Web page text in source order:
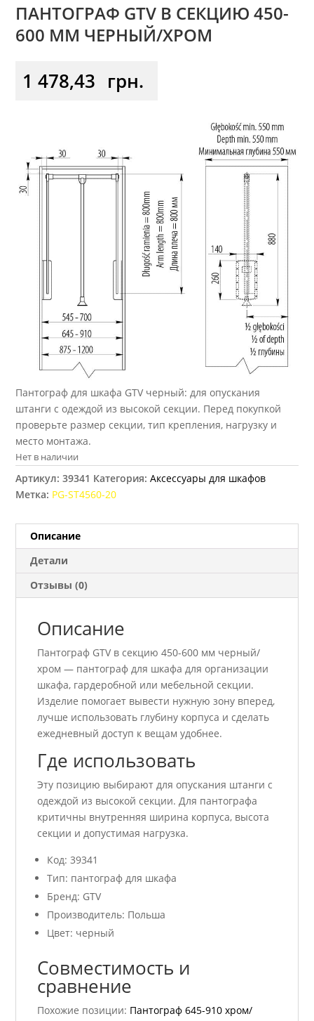
ПАНТОГРАФ GTV В СЕКЦИЮ 450-
600 ММ ЧЕРНЫЙ/ХРОМ
1 478,43 грн.
Пантограф для шкафа GTV черный: для опускания
штанги с одеждой из высокой секции. Перед покупкой
проверьте размер секции, тип крепления, нагрузку и
место монтажа.
Нет в наличии
Артикул:39341 Категория:Аксессуары для шкафов
Метка: PG-ST4560-20
Описание
Детали
Отзывы (0)
Описание
Пантограф GTV в секцию 450-600 мм черный/
хром — пантограф для шкафа для организации
шкафа, гардеробной или мебельной секции.
Изделие помогает вывести нужную зону вперед,
лучше использовать глубину корпуса и сделать
ежедневный доступ к вещам удобнее.
Где использовать
Эту позицию выбирают для опускания штанги с
одеждой из высокой секции. Для пантографа
критичны внутренняя ширина корпуса, высота
секции и допустимая нагрузка.
Код: 39341
Тип: пантограф для шкафа
Бренд: GTV
Производитель: Польша
Цвет: черный
Совместимость и
сравнение
Похожие позиции: Пантограф 645-910 хром/